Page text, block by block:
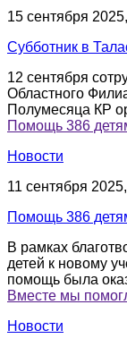
15 сентября
Субботник в
12 сентября
Областного
Полумесяца КР
Помощь 386
Новости
11 сентября
Помощь 386
В рамках
детей к новому
помощь была
Вместе мы
Новости